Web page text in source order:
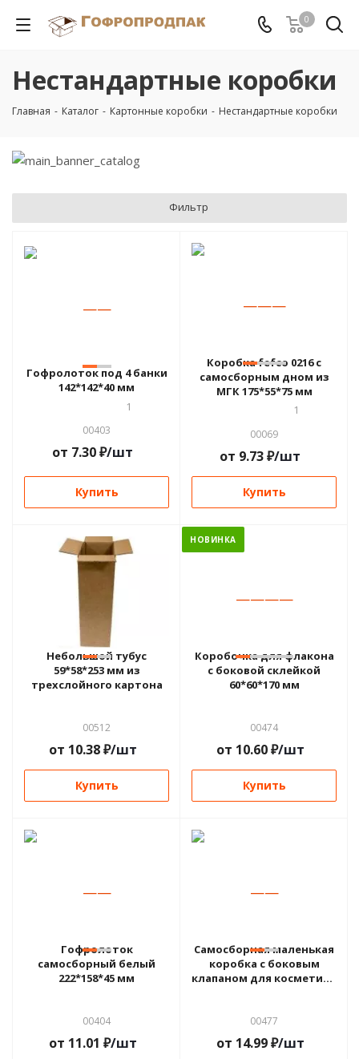
0
Нестандартные коробки
Главная - Каталог - Картонные коробки - Нестандартные коробки
Фильтр
——
Гофролоток под 4 банки
142*142*40 мм
1
00403
от 7.30₽/шт
Купить
———
Коробка fefco 0216 с
самосборным дном из
МГК 175*55*75 мм
1
00069
от 9.73₽/шт
Купить
Небольшой тубус
59*58*253 мм из
трехслойного картона
00512
от 10.38₽/шт
Купить
НОВИНКА
————
Коробочка для флакона
с боковой склейкой
60*60*170 мм
00474
от 10.60₽/шт
Купить
——
Гофролоток
самосборный белый
222*158*45 мм
00404
от 11.01 ₽/шт
——
Самосборная маленькая
коробка с боковым
клапаном для косметики
00477
от 14.99₽/шт